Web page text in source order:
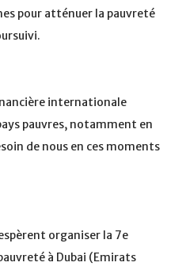
pour atténuer la pauvreté
internationale
pauvres, notamment en
de nous en ces moments
organiser la 7e
à Dubai (Emirats